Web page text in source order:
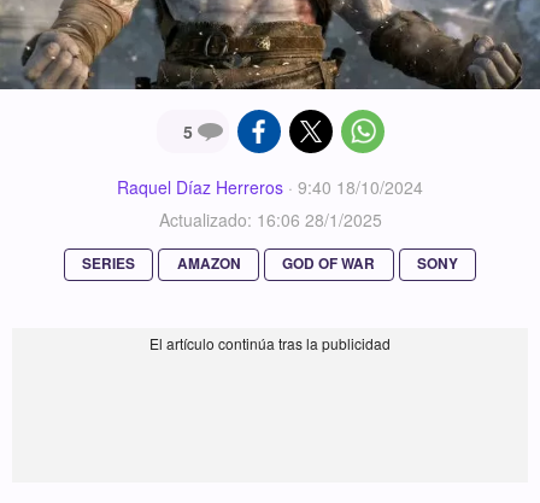
5
Raquel Díaz Herreros · 9:40 18/10/2024
Actualizado: 16:06 28/1/2025
SERIES AMAZON GOD OF WAR SONY